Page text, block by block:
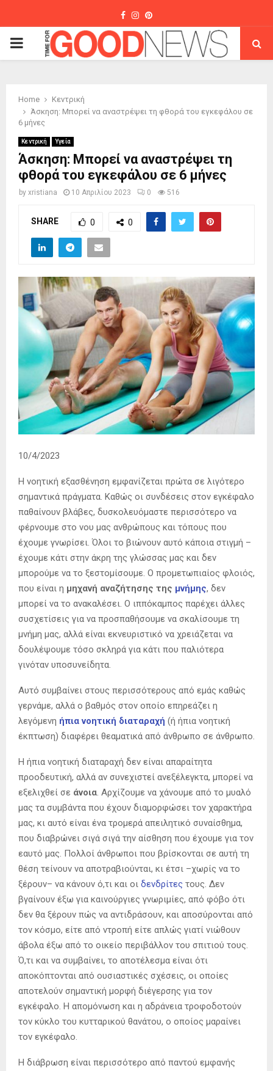
Facebook
Instagram
Pinterest
PRIMARY
Home
Κεντρική
Άσκηση: Μπορεί να αναστρέψει τη φθορά του εγκεφάλου σε
6 μήνες
Κεντρική Υγεία
Άσκηση: Μπορεί να αναστρέψει τη
φθορά του εγκεφάλου σε 6 μήνες
by xristiana 10 Απριλίου 2023 0 516
SHARE 0 0
10/4/2023
Η νοητική εξασθένηση εμφανίζεται πρώτα σε λιγότερο
σημαντικά πράγματα. Καθώς οι συνδέσεις στον εγκέφαλο
παθαίνουν βλάβες, δυσκολευόμαστε περισσότερο να
φέρνουμε στο νου μας ανθρώπους και τόπους που
έχουμε γνωρίσει. Όλοι το βιώνουν αυτό κάποια στιγμή –
έχουμε κάτι στην άκρη της γλώσσας μας και δεν
μπορούμε να το ξεστομίσουμε. Ο προμετωπιαίος φλοιός,
που είναι η μηχανή αναζήτησης της μνήμης, δεν
μπορεί να το ανακαλέσει. Ο ιππόκαμπος παρέχει άλλες
συσχετίσεις για να προσπαθήσουμε να σκαλίσουμε τη
μνήμη μας, αλλά είναι εκνευριστικό να χρειάζεται να
δουλέψουμε τόσο σκληρά για κάτι που παλιότερα
γινόταν υποσυνείδητα.
Αυτό συμβαίνει στους περισσότερους από εμάς καθώς
γερνάμε, αλλά ο βαθμός στον οποίο επηρεάζει η
λεγόμενη ήπια νοητική διαταραχή (ή ήπια νοητική
έκπτωση) διαφέρει θεαματικά από άνθρωπο σε άνθρωπο.
Η ήπια νοητική διαταραχή δεν είναι απαραίτητα
προοδευτική, αλλά αν συνεχιστεί ανεξέλεγκτα, μπορεί να
εξελιχθεί σε άνοια. Αρχίζουμε να χάνουμε από το μυαλό
μας τα συμβάντα που έχουν διαμορφώσει τον χαρακτήρα
μας, κι αυτό είναι ένα τρομερά απειλητικό συναίσθημα,
που διαβρώνει σιγά σιγά την αίσθηση που έχουμε για τον
εαυτό μας. Πολλοί άνθρωποι που βρίσκονται σε αυτή τη
θέση τείνουν να αποτραβιούνται, κι έτσι –χωρίς να το
ξέρουν– να κάνουν ό,τι και οι δενδρίτες τους. Δεν
βγαίνουν έξω για καινούργιες γνωριμίες, από φόβο ότι
δεν θα ξέρουν πώς να αντιδράσουν, και αποσύρονται από
τον κόσμο, είτε από ντροπή είτε απλώς γιατί νιώθουν
άβολα έξω από το οικείο περιβάλλον του σπιτιού τους.
Ό,τι και να συμβαίνει, το αποτέλεσμα είναι ότι
αποκόπτονται από ουσιαστικές σχέσεις, οι οποίες
αποτελούν σημαντική μορφή διέγερσης για τον
εγκέφαλο. Η απομόνωση και η αδράνεια τροφοδοτούν
τον κύκλο του κυτταρικού θανάτου, ο οποίος μαραίνει
τον εγκέφαλο.
Η διάβρωση είναι περισσότερο από παντού εμφανής